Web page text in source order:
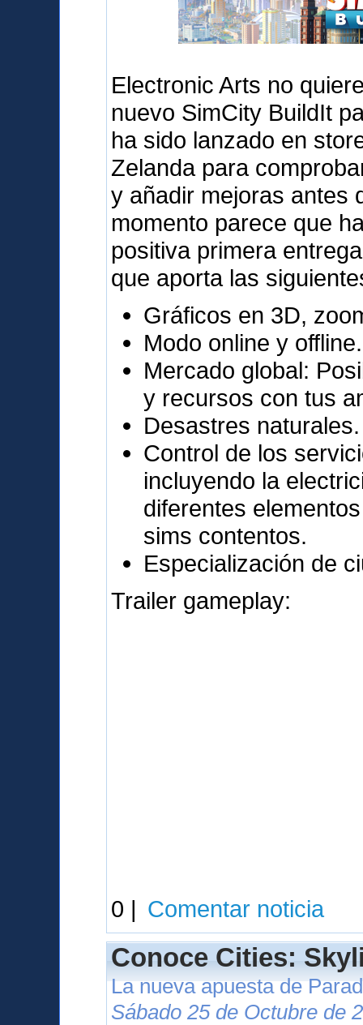
Electronic Arts no
nuevo SimCity BuildIt
ha sido lanzado en
Zelanda para
y añadir mejoras antes
momento parece que
positiva primera
que aporta las
Gráficos en 3D,
Modo online y offline.
Mercado global:
y recursos con tus
Desastres naturales.
Control de los
incluyendo la
diferentes
sims contentos.
Especialización de
Trailer gameplay:
0 | Comentar noticia
Conoce Cities:
La nueva apuesta de
Sábado 25 de Octubre de